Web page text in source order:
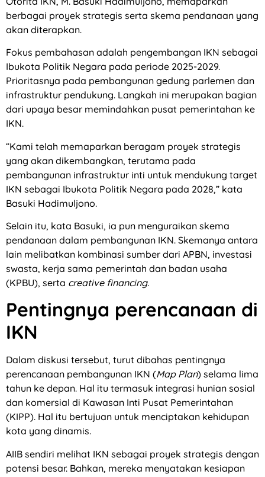
berbagai proyek strategis serta skema pendanaan yang
akan diterapkan.
Fokus pembahasan adalah pengembangan IKN sebagai
Ibukota Politik Negara pada periode 2025-2029.
Prioritasnya pada pembangunan gedung parlemen dan
infrastruktur pendukung. Langkah ini merupakan bagian
dari upaya besar memindahkan pusat pemerintahan ke
IKN.
“Kami telah memaparkan beragam proyek strategis
yang akan dikembangkan, terutama pada
pembangunan infrastruktur inti untuk mendukung target
IKN sebagai Ibukota Politik Negara pada 2028,” kata
Basuki Hadimuljono.
Selain itu, kata Basuki, ia pun menguraikan skema
pendanaan dalam pembangunan IKN. Skemanya antara
lain melibatkan kombinasi sumber dari APBN, investasi
swasta, kerja sama pemerintah dan badan usaha
(KPBU), serta creative financing.
Pentingnya perencanaan di
IKN
Dalam diskusi tersebut, turut dibahas pentingnya
perencanaan pembangunan IKN (Map Plan) selama lima
tahun ke depan. Hal itu termasuk integrasi hunian sosial
dan komersial di Kawasan Inti Pusat Pemerintahan
(KIPP). Hal itu bertujuan untuk menciptakan kehidupan
kota yang dinamis.
AIIB sendiri melihat IKN sebagai proyek strategis dengan
potensi besar. Bahkan, mereka menyatakan kesiapan